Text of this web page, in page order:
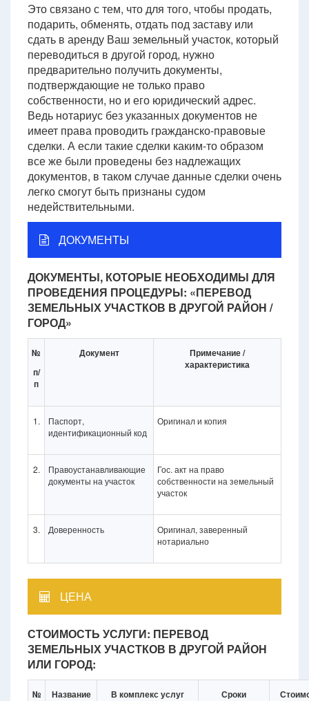
Это связано с тем, что для того, чтобы продать,
подарить, обменять, отдать под заставу или
сдать в аренду Ваш земельный участок, который
переводиться в другой город, нужно
предварительно получить документы,
подтверждающие не только право
собственности, но и его юридический адрес.
Ведь нотариус без указанных документов не
имеет права проводить гражданско-правовые
сделки. А если такие сделки каким-то образом
все же были проведены без надлежащих
документов, в таком случае данные сделки очень
легко смогут быть признаны судом
недействительными.
ДОКУМЕНТЫ
ДОКУМЕНТЫ, КОТОРЫЕ НЕОБХОДИМЫ ДЛЯ
ПРОВЕДЕНИЯ ПРОЦЕДУРЫ: «ПЕРЕВОД
ЗЕМЕЛЬНЫХ УЧАСТКОВ В ДРУГОЙ РАЙОН /
ГОРОД»
№
п/
п
Документ
Примечание /
характеристика
1.
Паспорт,
идентификационный код
Оригинал и копия
2.
Правоустанавливающие
документы на участок
Гос. акт на право
собственности на земельный
участок
3. Доверенность
Оригинал, заверенный
нотариально
ЦЕНА
СТОИМОСТЬ УСЛУГИ: ПЕРЕВОД
ЗЕМЕЛЬНЫХ УЧАСТКОВ В ДРУГОЙ РАЙОН
ИЛИ ГОРОД:
№
Название
В комплекс услуг
Сроки